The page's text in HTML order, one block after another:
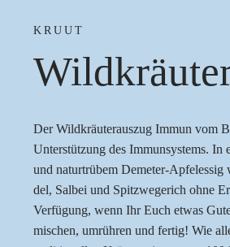
KRUUT
Der Wild­kräu­ter­aus­zug Immun vom
Unter­stüt­zung des Immun­sys­tems.
und natur­trü­bem Deme­ter-
del, Sal­bei und Spitz­we­ge­rich ohne
Ver­fü­gung, wenn Ihr Euch etwas
mischen, umrüh­ren und fer­tig! Wie